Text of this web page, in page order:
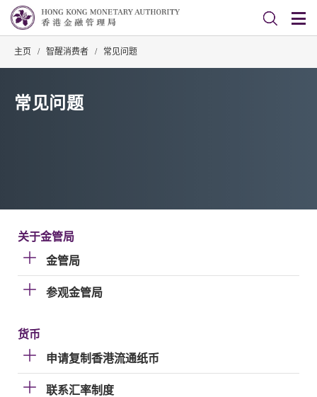
主页 / 智醒消费者 / 常见问题
常见问题
关于金管局
金管局
参观金管局
货币
申请复制香港流通纸币
联系汇率制度